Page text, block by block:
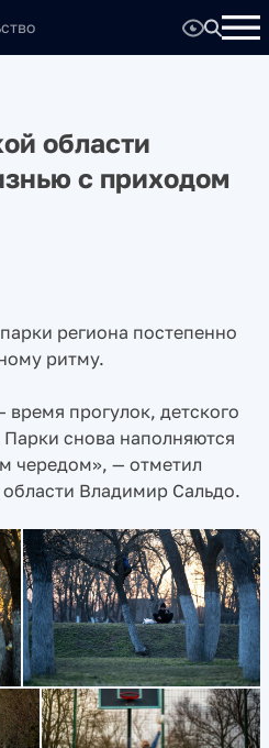
области
с приходом
региона постепенно
ритму.
прогулок, детского
снова наполняются
чередом», — отметил
Владимир Сальдо.